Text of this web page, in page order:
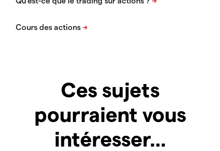
Ces sujets
pourraient vous
intéresser...